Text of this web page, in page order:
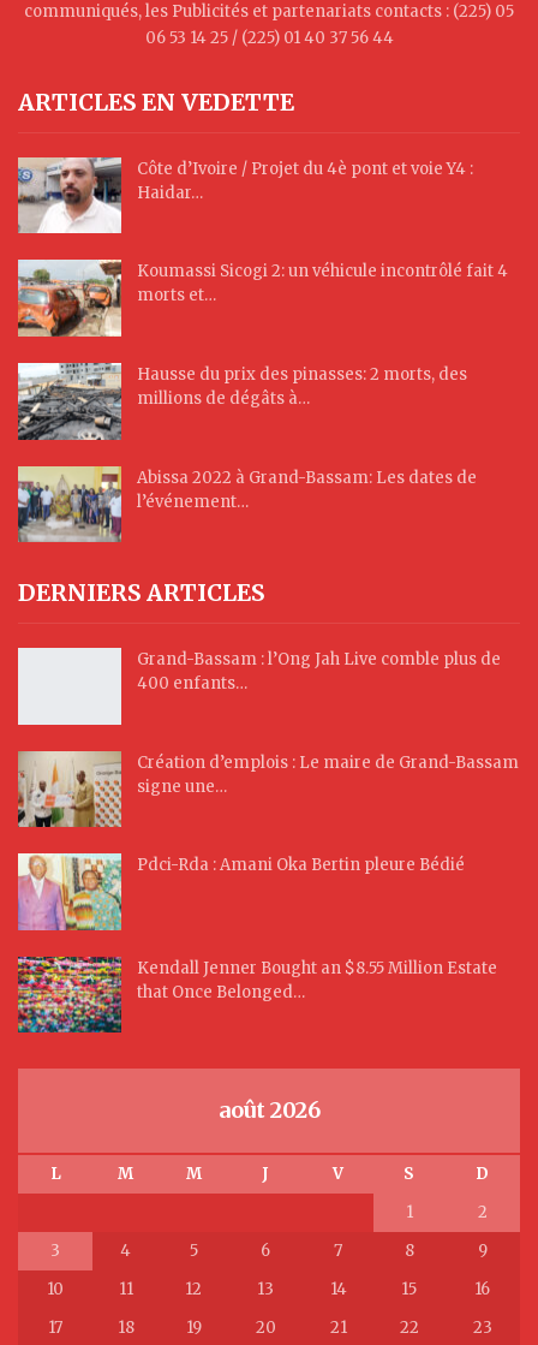
communiqués, les Publicités et partenariats contacts : (225) 05
06 53 14 25 / (225) 01 40 37 56 44
ARTICLES EN VEDETTE
Côte d’Ivoire / Projet du 4è pont et voie Y4 :
Haidar…
Koumassi Sicogi 2: un véhicule incontrôlé fait 4
morts et…
Hausse du prix des pinasses: 2 morts, des
millions de dégâts à…
Abissa 2022 à Grand-Bassam: Les dates de
l’événement…
DERNIERS ARTICLES
Grand-Bassam : l’Ong Jah Live comble plus de
400 enfants…
Création d’emplois : Le maire de Grand-Bassam
signe une…
Pdci-Rda : Amani Oka Bertin pleure Bédié
Kendall Jenner Bought an $8.55 Million Estate
that Once Belonged…
août 2026
L M M J V S
D
1
2
3
4 5 6 7 8
9
10
11 12 13 14 15
16
17
18 19 20 21 22 23